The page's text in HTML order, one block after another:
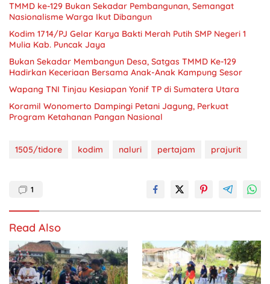
TMMD ke-129 Bukan Sekadar Pembangunan, Semangat
Nasionalisme Warga Ikut Dibangun
Kodim 1714/PJ Gelar Karya Bakti Merah Putih SMP Negeri 1
Mulia Kab. Puncak Jaya
Bukan Sekadar Membangun Desa, Satgas TMMD Ke-129
Hadirkan Keceriaan Bersama Anak-Anak Kampung Sesor
Wapang TNI Tinjau Kesiapan Yonif TP di Sumatera Utara
Koramil Wonomerto Dampingi Petani Jagung, Perkuat
Program Ketahanan Pangan Nasional
1505/tidore kodim naluri pertajam prajurit
1
Read Also